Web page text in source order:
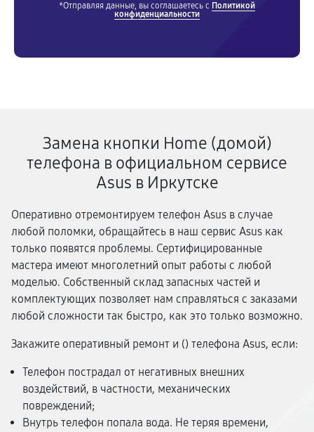
*Отправляя данные, вы соглашаетесь с Политикой
конфиденциальности
Замена кнопки Home (домой)
телефона в официальном сервисе
Asus в Иркутске
Оперативно отремонтируем телефон Asus в случае
любой поломки, обращайтесь в наш сервис Asus как
только появятся проблемы. Сертифицированные
мастера имеют многолетний опыт работы с любой
моделью. Собственный склад запасных частей и
комплектующих позволяет нам справляться с заказами
любой сложности так быстро, как это только возможно.
Закажите оперативный ремонт и () телефона Asus, если:
Телефон пострадал от негативных внешних
воздействий, в частности, механических
повреждений;
Внутрь телефон попала вода. Не теряя времени,